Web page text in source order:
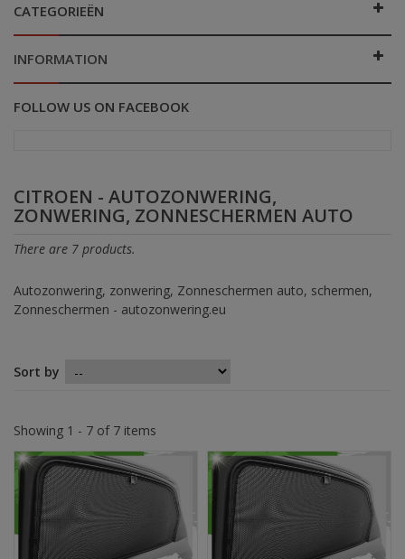
CATEGORIEËN
INFORMATION
FOLLOW US ON FACEBOOK
CITROEN - AUTOZONWERING,
ZONWERING, ZONNESCHERMEN AUTO
There are 7 products.
Autozonwering, zonwering, Zonneschermen auto, schermen,
Zonneschermen - autozonwering.eu
Sort by
Showing 1 - 7 of 7 items